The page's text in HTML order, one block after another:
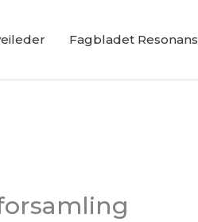
Fagbladet Resonans